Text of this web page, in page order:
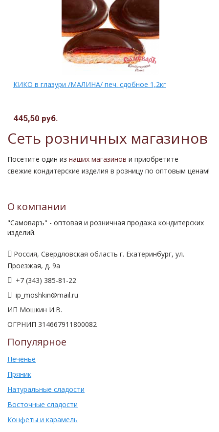
КИКО в глазури /МАЛИНА/ печ. сдобное 1,2кг
445,50 руб.
Сеть розничных магазинов
Посетите один из наших магазинов и приобретите
свежие кондитерские изделия в розницу по оптовым ценам!
О компании
"Самоваръ" - оптовая и розничная продажа кондитерских
изделий.
Россия, Свердловская область г. Екатеринбург, ул.
Проезжая, д. 9а
+7 (343) 385-81-22
ip_moshkin@mail.ru
ИП Мошкин И.В.
ОГРНИП 314667911800082
Популярное
Печенье
Пряник
Натуральные сладости
Восточные сладости
Конфеты и карамель